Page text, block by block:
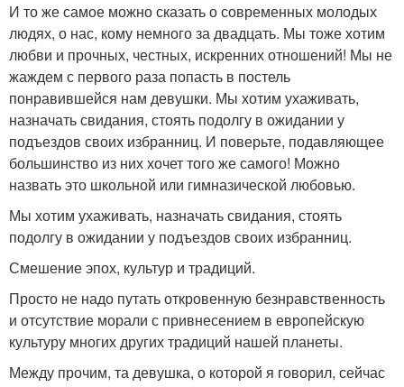
И то же самое можно сказать о современных молодых
людях, о нас, кому немного за двадцать. Мы тоже хотим
любви и прочных, честных, искренних отношений! Мы не
жаждем с первого раза попасть в постель
понравившейся нам девушки. Мы хотим ухаживать,
назначать свидания, стоять подолгу в ожидании у
подъездов своих избранниц. И поверьте, подавляющее
большинство из них хочет того же самого! Можно
назвать это школьной или гимназической любовью.
Мы хотим ухаживать, назначать свидания, стоять
подолгу в ожидании у подъездов своих избранниц.
Смешение эпох, культур и традиций.
Просто не надо путать откровенную безнравственность
и отсутствие морали с привнесением в европейскую
культуру многих других традиций нашей планеты.
Между прочим, та девушка, о которой я говорил, сейчас